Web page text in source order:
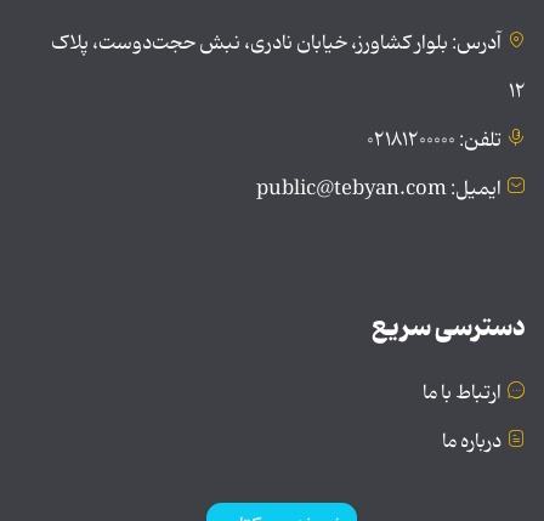
آدرس: بلوار کشاورز، خیابان نادری، نبش حجت‌دوست، پلاک
۱۲
تلفن: ۰۲۱۸۱۲۰۰۰۰۰
ایمیل: public@tebyan.com
دسترسی سریع
ارتباط با ما
درباره ما